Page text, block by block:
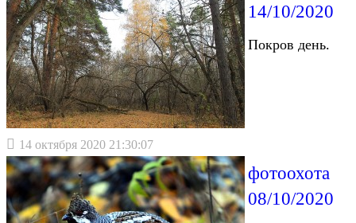
14/10/2020
Покров день.
14 октября 2020 21:30:07
фотоохота
08/10/2020